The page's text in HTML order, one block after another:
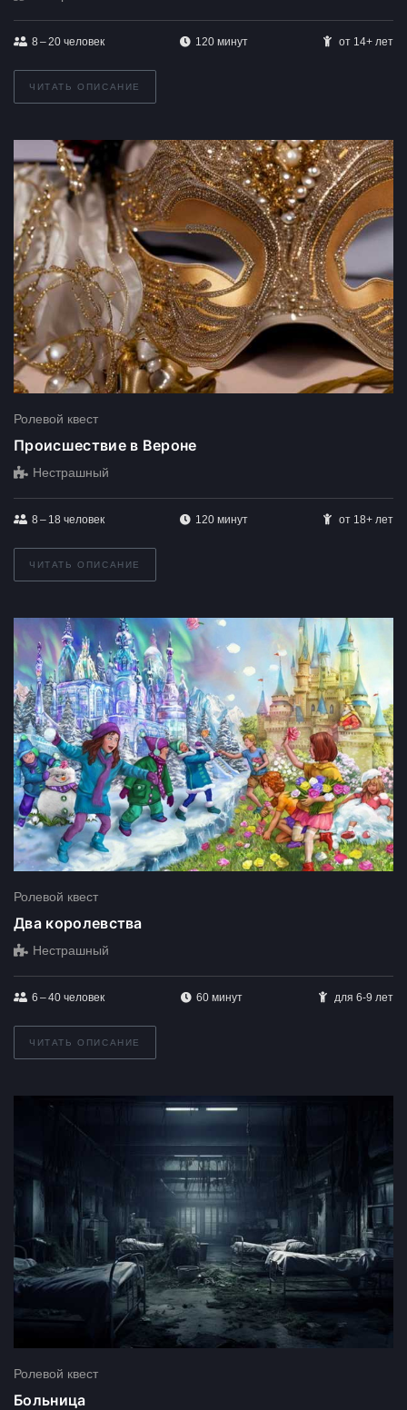
8 – 20 человек 120 минут от 14+ лет
ЧИТАТЬ ОПИСАНИЕ
Ролевой квест
Происшествие в Вероне
Нестрашный
8 – 18 человек 120 минут от 18+ лет
ЧИТАТЬ ОПИСАНИЕ
Ролевой квест
Два королевства
Нестрашный
6 – 40 человек 60 минут для 6-9 лет
ЧИТАТЬ ОПИСАНИЕ
Ролевой квест
Больница